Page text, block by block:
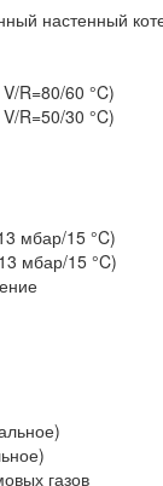
настенный
R=80/60 °C)
R=50/30 °C)
мбар/15 °C)
мбар/15 °C)
газов